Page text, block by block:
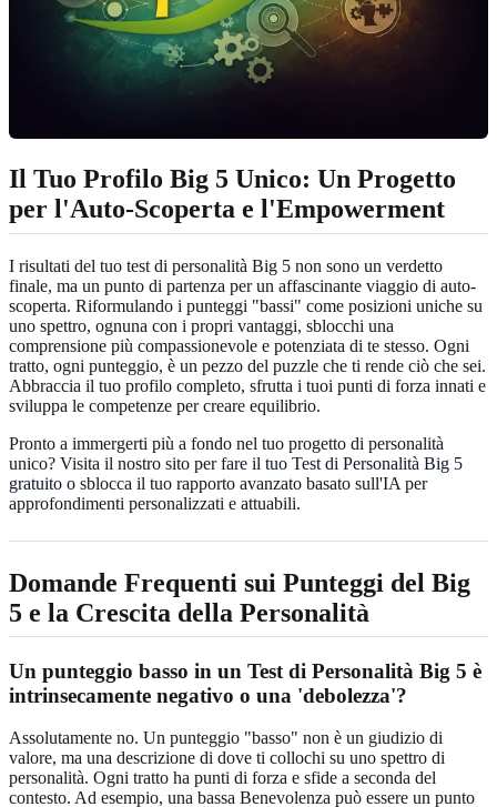
Il Tuo Profilo Big 5 Unico: Un Progetto
per l'Auto-Scoperta e l'Empowerment
I risultati del tuo test di personalità Big 5 non sono un verdetto
finale, ma un punto di partenza per un affascinante viaggio di auto-
scoperta. Riformulando i punteggi "bassi" come posizioni uniche su
uno spettro, ognuna con i propri vantaggi, sblocchi una
comprensione più compassionevole e potenziata di te stesso. Ogni
tratto, ogni punteggio, è un pezzo del puzzle che ti rende ciò che sei.
Abbraccia il tuo profilo completo, sfrutta i tuoi punti di forza innati e
sviluppa le competenze per creare equilibrio.
Pronto a immergerti più a fondo nel tuo progetto di personalità
unico? Visita il nostro sito perfare il tuo Test di Personalità Big 5
gratuito o sblocca il tuo rapporto avanzato basato sull'IA per
approfondimenti personalizzati e attuabili.
Domande Frequenti sui Punteggi del Big
5 e la Crescita della Personalità
Un punteggio basso in un Test di Personalità Big 5 è
intrinsecamente negativo o una 'debolezza'?
Assolutamente no. Un punteggio "basso" non è un giudizio di
valore, ma una descrizione di dove ti collochi su uno spettro di
personalità. Ogni tratto ha punti di forza e sfide a seconda del
contesto. Ad esempio, una bassa Benevolenza può essere un punto